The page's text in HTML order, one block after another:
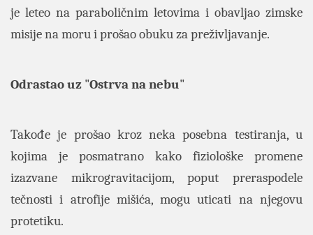
je leteo na paraboličnim letovima i obavljao zimske
misije na moru i prošao obuku za preživljavanje.
Odrastao uz "Ostrva na nebu"
Takođe je prošao kroz neka posebna testiranja, u
kojima je posmatrano kako fiziološke promene
izazvane mikrogravitacijom, poput preraspodele
tečnosti i atrofije mišića, mogu uticati na njegovu
protetiku.